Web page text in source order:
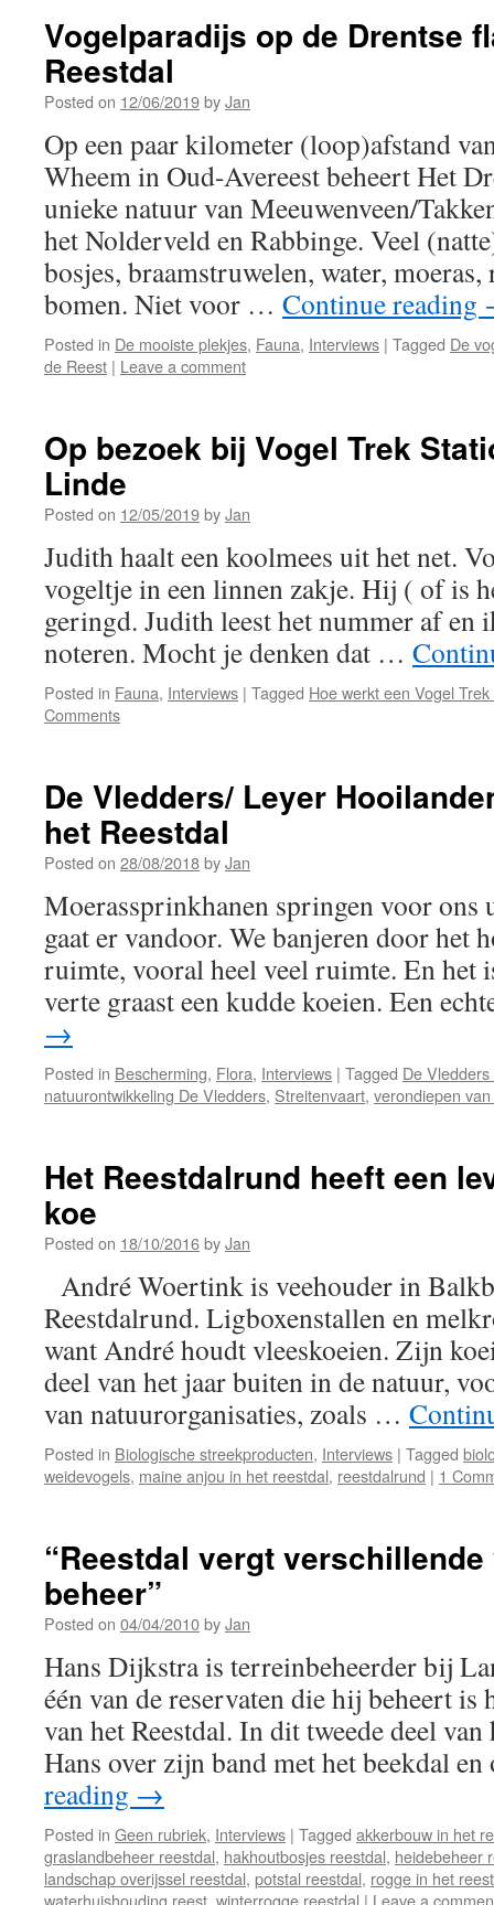
Vogelparadijs op de Drentse
Reestdal
Posted on 12/06/2019byJan
Op een paar kilometer (loop)afstand
Wheem in Oud-Avereest beheert Het
unieke natuur van Meeuwenveen/
het Nolderveld en Rabbinge. Veel
bosjes, braamstruwelen, water,
bomen. Niet voor … Continue reading
Posted in De mooiste plekjes, Fauna, Interviews | Tagged De
de Reest | Leave a comment
Op bezoek bij Vogel Trek
Linde
Posted on 12/05/2019byJan
Judith haalt een koolmees uit het net.
vogeltje in een linnen zakje. Hij ( of is
geringd. Judith leest het nummer af en
noteren. Mocht je denken dat …
Posted in Fauna, Interviews | Tagged Hoe werkt een Vogel
Comments
De Vledders/ Leyer
het Reestdal
Posted on 28/08/2018byJan
Moerassprinkhanen springen voor ons
gaat er vandoor. We banjeren door het
ruimte, vooral heel veel ruimte. En het
verte graast een kudde koeien. Een
→
Posted in Bescherming, Flora, Interviews | Tagged De
natuurontwikkeling De Vledders, Streitenvaart, verondiepen
Het Reestdalrund heeft een
koe
Posted on 18/10/2016byJan
André Woertink is veehouder in
Reestdalrund. Ligboxenstallen en
want André houdt vleeskoeien. Zijn
deel van het jaar buiten in de natuur,
van natuurorganisaties, zoals …
Posted in Biologische streekproducten, Interviews | Tagged
weidevogels, maine anjou in het reestdal, reestdalrund | 1
“Reestdal vergt
beheer”
Posted on 04/04/2010byJan
Hans Dijkstra is terreinbeheerder bij
één van de reservaten die hij beheert is
van het Reestdal. In dit tweede deel
Hans over zijn band met het beekdal
reading →
Posted in Geen rubriek, Interviews | Tagged akkerbouw in het
graslandbeheer reestdal, hakhoutbosjes reestdal, heidebeheer
landschap overijssel reestdal, potstal reestdal, rogge in het
waterhuishouding reest winterrogge reestdal | Leave a